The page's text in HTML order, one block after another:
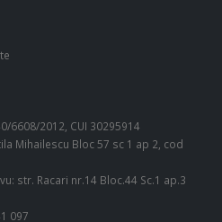
6608/2012, CUI 30295914
Mihailescu Bloc 57 sc 1 ap 2, cod
str. Racari nr.14 Bloc.44 Sc.1 ap.3
097